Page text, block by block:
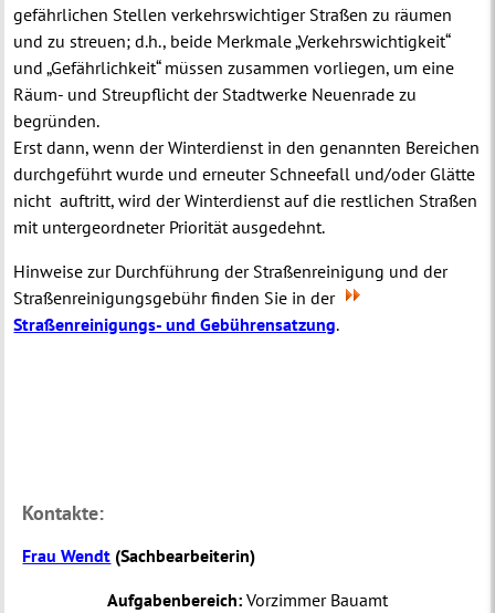
gefährlichen Stellen verkehrswichtiger Straßen zu räumen
und zu streuen; d.h., beide Merkmale „Verkehrswichtigkeit“
und „Gefährlichkeit“ müssen zusammen vorliegen, um eine
Räum- und Streupflicht der Stadtwerke Neuenrade zu
begründen.
Erst dann, wenn der Winterdienst in den genannten Bereichen
durchgeführt wurde und erneuter Schneefall und/oder Glätte
nicht auftritt, wird der Winterdienst auf die restlichen Straßen
mit untergeordneter Priorität ausgedehnt.
Hinweise zur Durchführung der Straßenreinigung und der
Straßenreinigungsgebühr finden Sie in der
Straßenreinigungs- und Gebührensatzung.
Kontakte:
Frau Wendt (Sachbearbeiterin)
Aufgabenbereich: Vorzimmer Bauamt